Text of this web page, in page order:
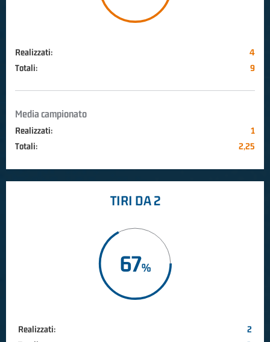
Realizzati:
4
Totali:
9
Media campionato
Realizzati:
1
Totali:
2,25
TIRI DA 2
67
Realizzati:
2